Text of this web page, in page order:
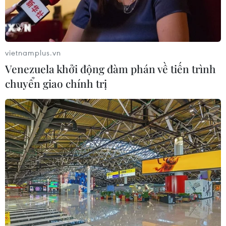
Thủ tướng Anh Theresa May phát biểu trong phiên chất vấn tại
Quốc hội Anh ở London ngày 1/5. (Ảnh: AFP/TTXVN)
Sau cuộc họp giữa Ủy ban 1922 với Thủ tướng
Anh Theresa May tại Quốc hội, Chủ tịch Ủy ban
này, Graham Brady, ngày 16/5 cho biết, bà May
vietnamplus.vn
Venezuela khởi động đàm phán về tiến trình
chuyển giao chính trị